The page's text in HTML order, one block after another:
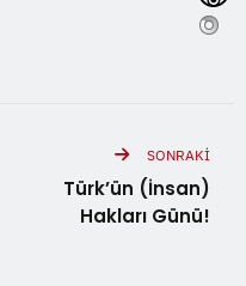
SONRAKI
Türk’ün (İnsan)
Hakları Günü!